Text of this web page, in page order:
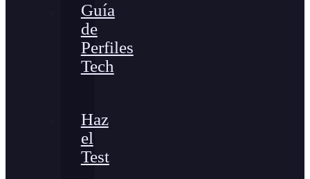
Guía
de
Perfiles
Tech
Haz
el
Test